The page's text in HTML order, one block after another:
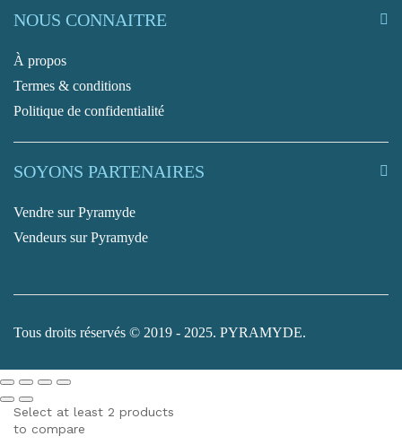
NOUS CONNAITRE
À propos
Termes & conditions
Politique de confidentialité
SOYONS PARTENAIRES
Vendre sur Pyramyde
Vendeurs sur Pyramyde
Tous droits réservés © 2019 - 2025. PYRAMYDE.
Select at least 2 products
to compare